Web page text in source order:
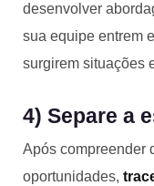
desenvolver
sua equipe entrem
surgirem situações
4) Separe a
Após compreender
oportunidades,